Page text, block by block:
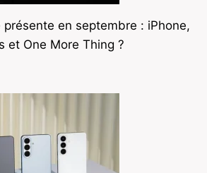
présente en septembre : iPhone,
et One More Thing ?